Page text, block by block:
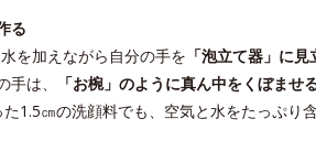
る
を加えながら自分の手を 「泡立て器」に
は、 「お椀」のように真ん中をくぼませ
1.5㎝の洗顔料でも、空気と水をたっぷり